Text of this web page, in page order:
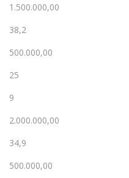
1.500.000,00
38,2
500.000,00
25
9
2.000.000,00
34,9
500.000,00